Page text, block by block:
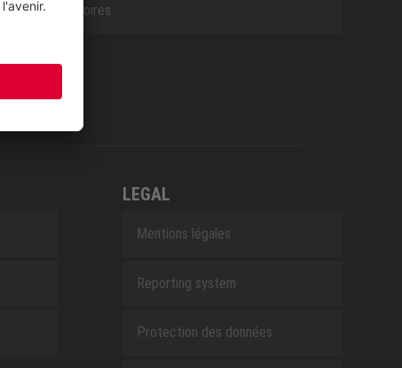
Accessoires
LEGAL
Mentions légales
Reporting system
Protection des données